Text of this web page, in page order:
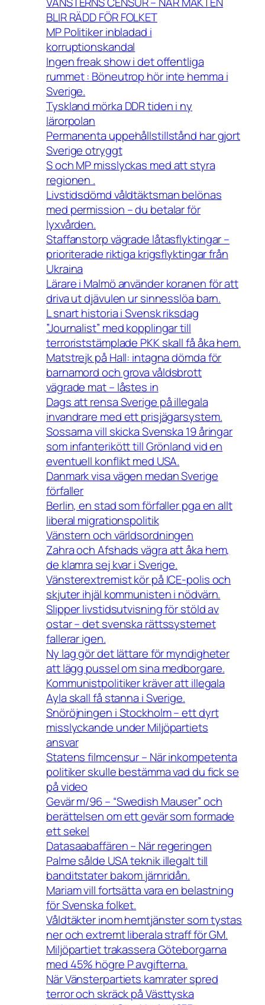
BLIR RÄDD FÖR FOLKET
MP Politiker inbladad i
korruptionskandal
Ingen freak show i det offentliga
rummet : Böneutrop hör inte hemma i
Sverige.
Tyskland mörka DDR tiden i ny
lärorpolan
Permanenta uppehållstillstånd har gjort
Sverige otryggt
S och MP misslyckas med att styra
regionen .
Livstidsdömd våldtäktsman belönas
med permission – du betalar för
lyxvården.
Staffanstorp vägrade låtasflyktingar –
prioriterade riktiga krigsflyktingar från
Ukraina
Lärare i Malmö använder koranen för att
driva ut djävulen ur sinnesslöa barn.
L snart historia i Svensk riksdag
”Journalist” med kopplingar till
terroriststämplade PKK skall få åka hem.
Matstrejk på Hall: intagna dömda för
barnamord och grova våldsbrott
vägrade mat – låstes in
Dags att rensa Sverige på illegala
invandrare med ett prisjägarsystem.
Sossarna vill skicka Svenska 19 åringar
som infanterikött till Grönland vid en
eventuell konflikt med USA.
Danmark visa vägen medan Sverige
förfaller
Berlin, en stad som förfaller pga en allt
liberal migrationspolitik
Vänstern och världsordningen
Zahra och Afshads vägra att åka hem,
de klamra sej kvar i Sverige.
Vänsterextremist kör på ICE-polis och
skjuter ihjäl kommunisten i nödvärn.
Slipper livstidsutvisning för stöld av
ostar – det svenska rättssystemet
fallerar igen.
Ny lag gör det lättare för myndigheter
att lägg pussel om sina medborgare.
Kommunistpolitiker kräver att illegala
Ayla skall få stanna i Sverige.
Snöröjningen i Stockholm – ett dyrt
misslyckande under Miljöpartiets
ansvar
Statens filmcensur – När inkompetenta
politiker skulle bestämma vad du fick se
på video
Gevär m/96 – “Swedish Mauser” och
berättelsen om ett gevär som formade
ett sekel
Datasaabaffären – När regeringen
Palme sålde USA teknik illegalt till
banditstater bakom järnridån.
Mariam vill fortsätta vara en belastning
för Svenska folket.
Våldtäkter inom hemtjänster som tystas
ner och extremt liberala straff för GM.
Miljöpartiet trakassera Göteborgarna
med 45% högre P avgifterna.
När Vänsterpartiets kamrater spred
terror och skräck på Västtyska